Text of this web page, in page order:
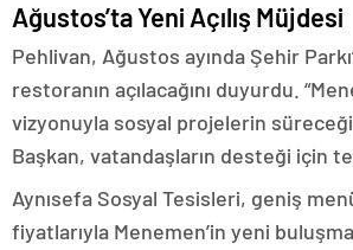
Ağustos’ta Yeni Açılış Müjdesi
Pehlivan, Ağustos ayında Şehir
restoranın açılacağını duyurdu.
vizyonuyla sosyal projelerin
Başkan, vatandaşların desteği için
Aynısefa Sosyal Tesisleri, geniş
fiyatlarıyla Menemen’in yeni